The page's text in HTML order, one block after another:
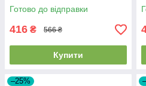
Готово до відправки
416 ₴ 566 ₴
Купити
–25%